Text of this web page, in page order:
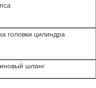
головки цилиндра
шланг